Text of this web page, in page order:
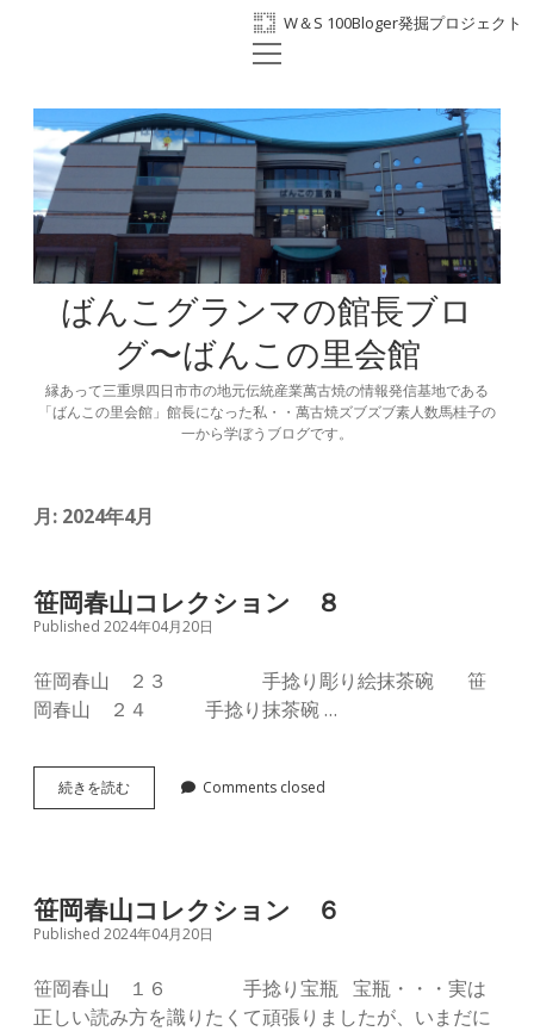
W＆S 100Bloger発掘プロジェクト
ホーム
プロフィール
BANKO300th
ばんこの里会館
facebook
open
ばんこグランマの館長ブロ
グ〜ばんこの里会館
縁あって三重県四日市市の地元伝統産業萬古焼の情報発信基地である
「ばんこの里会館」館長になった私・・萬古焼ズブズブ素人数馬桂子の
一から学ぼうブログです。
月: 2024年4月
笹岡春山コレクション ８
Published 2024年04月20日
笹岡春山 ２３ 手捻り彫り絵抹茶碗 笹
岡春山 ２４ 手捻り抹茶碗 …
続きを読む笹
岡
ク
シ
ン
８
Comments closed
笹岡春山コレクション ６
Published 2024年04月20日
笹岡春山 １６ 手捻り宝瓶 宝瓶・・・実は
正しい読み方を識りたくて頑張りましたが、いまだに